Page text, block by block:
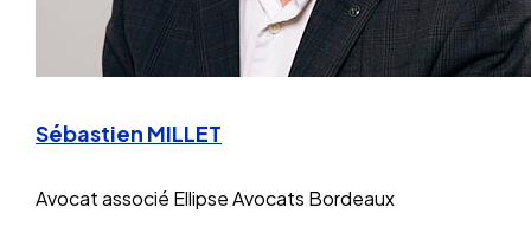
Sébastien MILLET
Avocat associé Ellipse Avocats Bordeaux